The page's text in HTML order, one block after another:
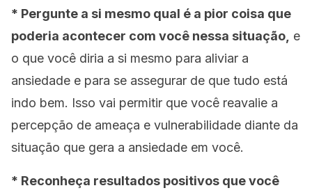
* Pergunte a si mesmo qual é a pior coisa que
poderia acontecer com você nessa situação, e
o que você diria a si mesmo para aliviar a
ansiedade e para se assegurar de que tudo está
indo bem. Isso vai permitir que você reavalie a
percepção de ameaça e vulnerabilidade diante da
situação que gera a ansiedade em você.
* Reconheça resultados positivos que você